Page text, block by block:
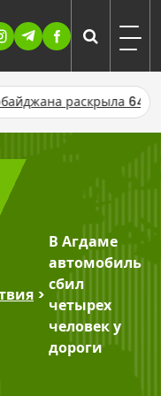
раскрыла 64
>
В Агдаме
автомобиль
сбил
четырех
человек у
дороги